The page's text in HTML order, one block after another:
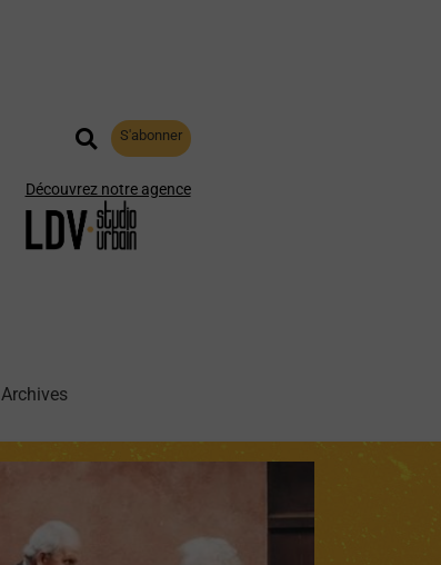
S'abonner
Découvrez notre agence
Archives